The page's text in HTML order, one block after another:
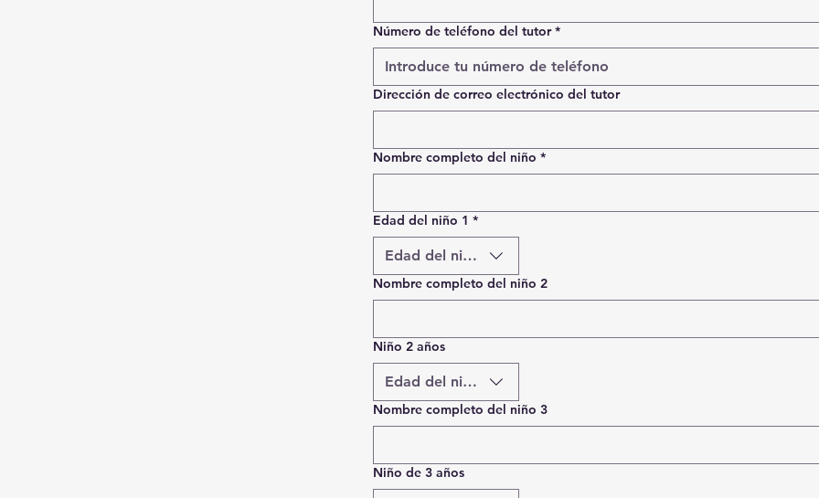
Número de teléfono del tutor *
Dirección de correo electrónico del tutor
Nombre completo del niño *
Edad del niño 1 *
Edad del niño
Nombre completo del niño 2
Niño 2 años
Edad del niño
Nombre completo del niño 3
Niño de 3 años